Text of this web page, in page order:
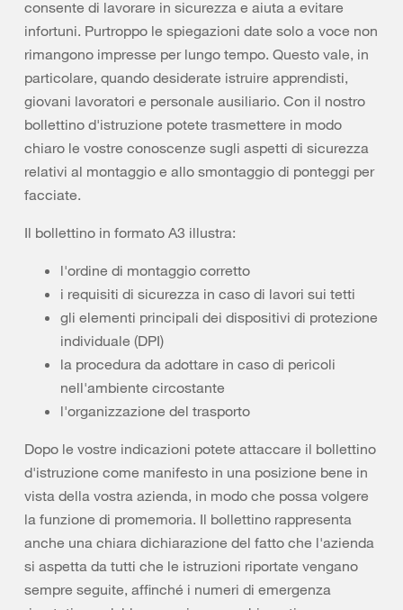
consente di lavorare in sicurezza e aiuta a evitare
infortuni. Purtroppo le spiegazioni date solo a voce non
rimangono impresse per lungo tempo. Questo vale, in
particolare, quando desiderate istruire apprendisti,
giovani lavoratori e personale ausiliario. Con il nostro
bollettino d'istruzione potete trasmettere in modo
chiaro le vostre conoscenze sugli aspetti di sicurezza
relativi al montaggio e allo smontaggio di ponteggi per
facciate.
Il bollettino in formato A3 illustra:
l'ordine di montaggio corretto
i requisiti di sicurezza in caso di lavori sui tetti
gli elementi principali dei dispositivi di protezione
individuale (DPI)
la procedura da adottare in caso di pericoli
nell'ambiente circostante
l'organizzazione del trasporto
Dopo le vostre indicazioni potete attaccare il bollettino
d'istruzione come manifesto in una posizione bene in
vista della vostra azienda, in modo che possa volgere
la funzione di promemoria. Il bollettino rappresenta
anche una chiara dichiarazione del fatto che l'azienda
si aspetta da tutti che le istruzioni riportate vengano
sempre seguite, affinché i numeri di emergenza